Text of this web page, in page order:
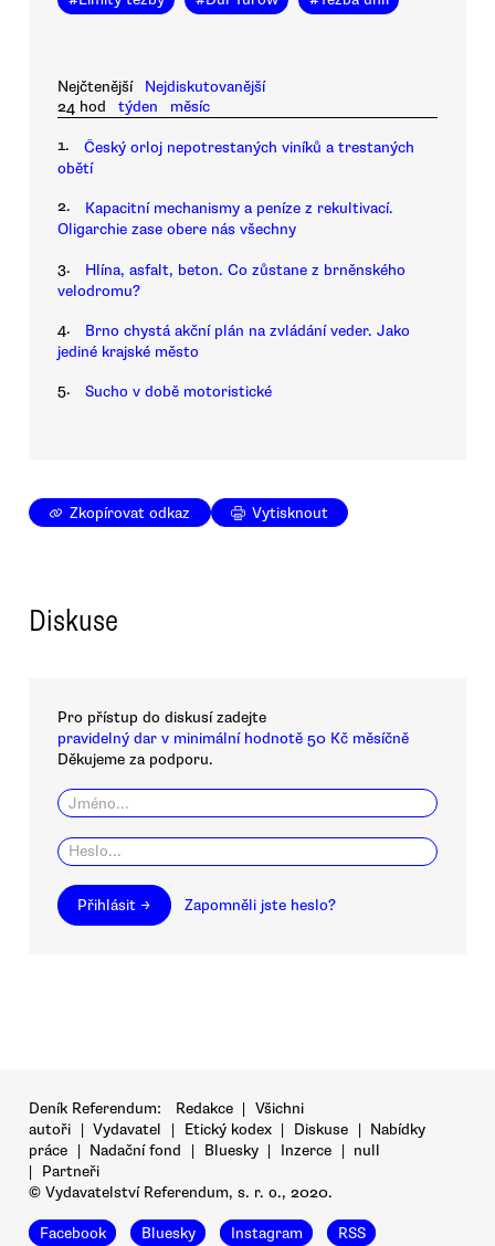
Nejčtenější
Nejdiskutovanější
24 hod
týden měsíc
1.
Český orloj nepotrestaných viníků a trestaných
obětí
2.
Kapacitní mechanismy a peníze z rekultivací.
Oligarchie zase obere nás všechny
3.
Hlína, asfalt, beton. Co zůstane z brněnského
velodromu?
4.
Brno chystá akční plán na zvládání veder. Jako
jediné krajské město
5. Sucho v době motoristické
Zkopírovat odkaz Vytisknout
Diskuse
Pro přístup do diskusí zadejte
pravidelný dar v minimální hodnotě 50 Kč měsíčně
Děkujeme za podporu.
Přihlásit → Zapomněli jste heslo?
Deník Referendum: Redakce | Všichni
autoři | Vydavatel | Etický kodex | Diskuse | Nabídky
práce | Nadační fond | Bluesky | Inzerce | null
|
Partneři
© Vydavatelství Referendum, s. r. o., 2020.
Facebook Bluesky Instagram RSS